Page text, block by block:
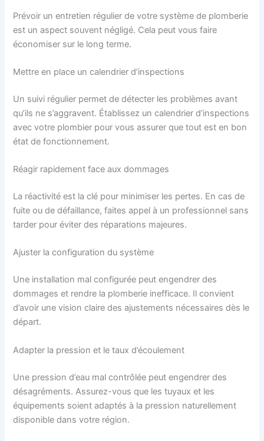
Prévoir un entretien régulier de votre système de plomberie
est un aspect souvent négligé. Cela peut vous faire
économiser sur le long terme.
Mettre en place un calendrier d’inspections
Un suivi régulier permet de détecter les problèmes avant
qu’ils ne s’aggravent. Établissez un calendrier d’inspections
avec votre plombier pour vous assurer que tout est en bon
état de fonctionnement.
Réagir rapidement face aux dommages
La réactivité est la clé pour minimiser les pertes. En cas de
fuite ou de défaillance, faites appel à un professionnel sans
tarder pour éviter des réparations majeures.
Ajuster la configuration du système
Une installation mal configurée peut engendrer des
dommages et rendre la plomberie inefficace. Il convient
d’avoir une vision claire des ajustements nécessaires dès le
départ.
Adapter la pression et le taux d’écoulement
Une pression d’eau mal contrôlée peut engendrer des
désagréments. Assurez-vous que les tuyaux et les
équipements soient adaptés à la pression naturellement
disponible dans votre région.